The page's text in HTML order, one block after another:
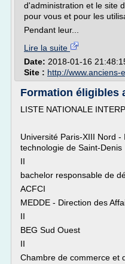
d'administration et le site
pour vous et pour les
Pendant leur...
Lire la suite
Date: 2018-01-16
Site : http://www.anciens-
Formation éligibles
LISTE NATIONALE
Université Paris-XIII Nord
technologie de Saint-Denis
II
bachelor responsable de
ACFCI
MEDDE - Direction des
II
BEG Sud Ouest
II
Chambre de commerce et